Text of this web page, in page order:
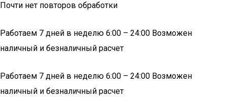
Почти нет повторов обработки
Работаем 7 дней в неделю 6:00 – 24:00 Возможен
наличный и безналичный расчет
Работаем 7 дней в неделю 6:00 – 24:00 Возможен
наличный и безналичный расчет